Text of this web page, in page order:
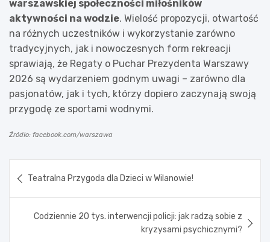
warszawskiej społeczności miłośników
aktywności na wodzie. Wielość propozycji, otwartość
na różnych uczestników i wykorzystanie zarówno
tradycyjnych, jak i nowoczesnych form rekreacji
sprawiają, że Regaty o Puchar Prezydenta Warszawy
2026 są wydarzeniem godnym uwagi – zarówno dla
pasjonatów, jak i tych, którzy dopiero zaczynają swoją
przygodę ze sportami wodnymi.
Źródło: facebook.com/warszawa
wpisu
Teatralna Przygoda dla Dzieci w Wilanowie!
Codziennie 20 tys. interwencji policji: jak radzą sobie z
kryzysami psychicznymi?